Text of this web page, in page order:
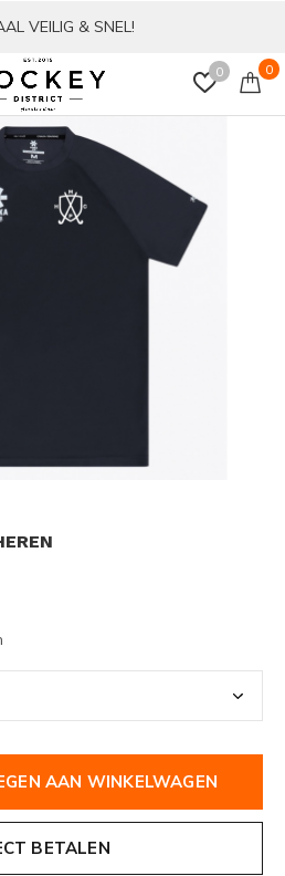
0 0
VEILIG & SNEL!
AAN WINKELWAGEN
BETALEN